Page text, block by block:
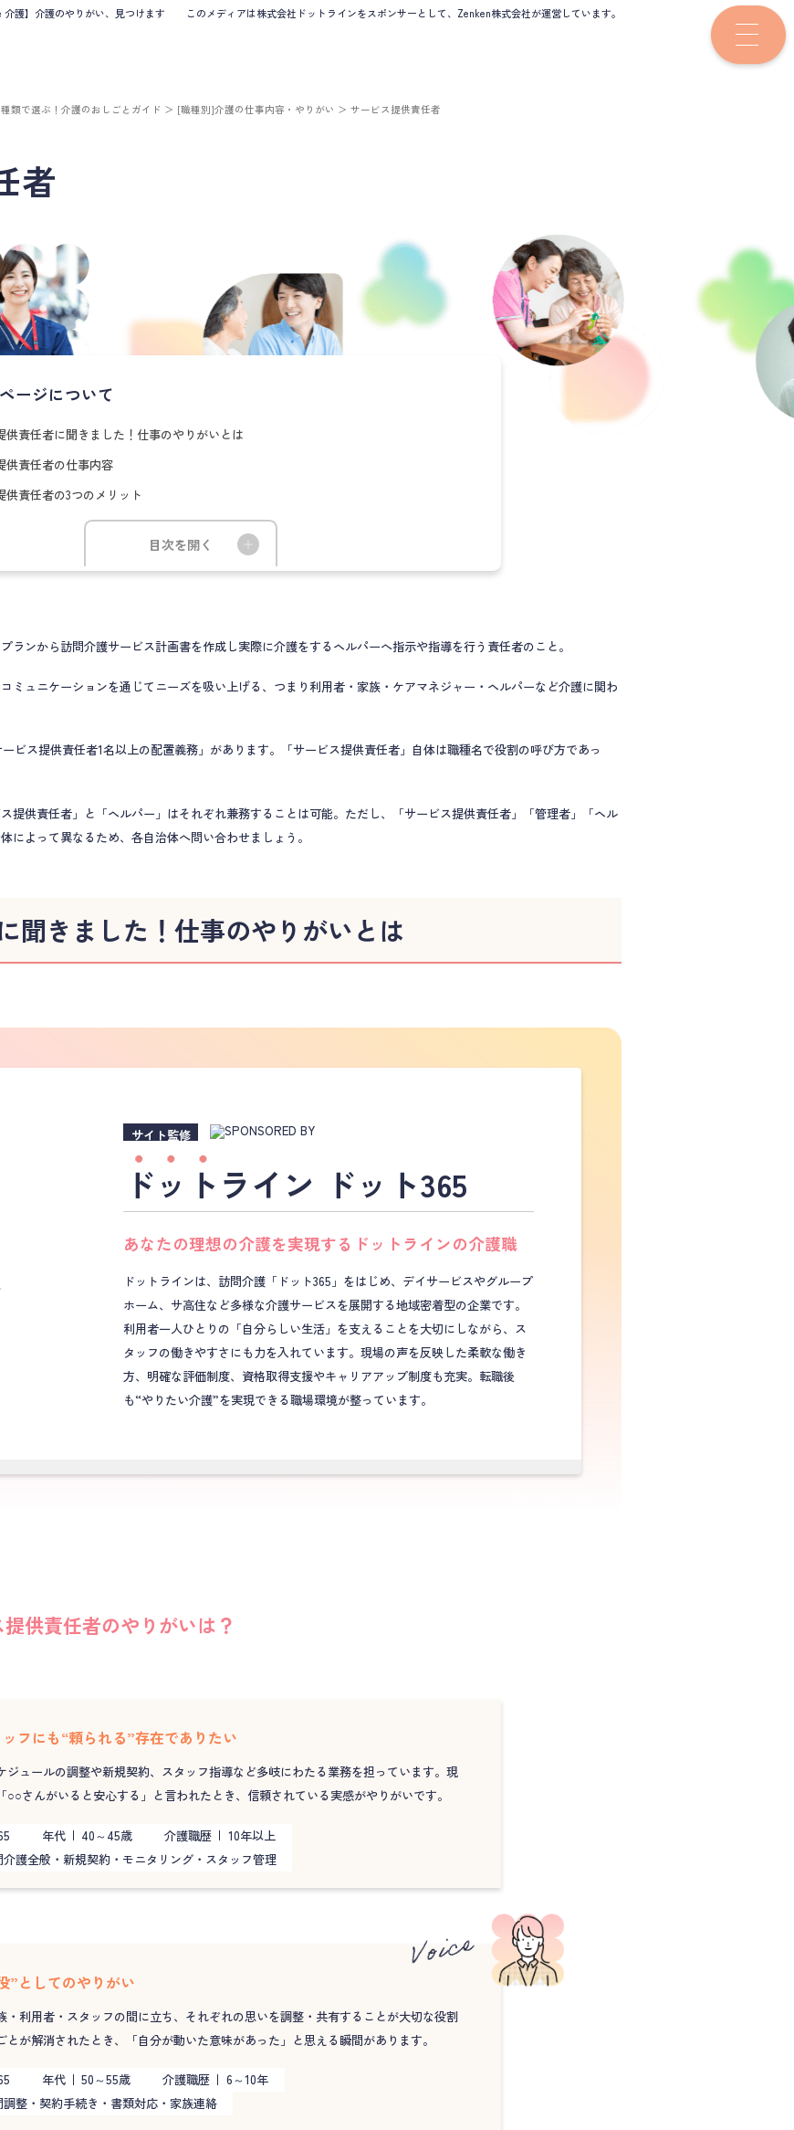
介護】介護のやりがい、見つけます このメディアは株式会社ドットラインをスポンサーとして、Zenken株式会社が運営しています。
類で選ぶ！介護のおしごとガイド ＞ [職種別]介護の仕事内容・やりがい ＞ サービス提供責任者
者
ージについて
供責任者に聞きました！仕事のやりがいとは
供責任者の仕事内容
供責任者の3つのメリット
目次を開く
ランから訪問介護サービス計画書を作成し実際に介護をするヘルパーへ指示や指導を行う責任者のこと。
ミュニケーションを通じてニーズを吸い上げる、つまり利用者・家族・ケアマネジャー・ヘルパーなど介護に関わ
ビス提供責任者1名以上の配置義務」があります。「サービス提供責任者」自体は職種名で役割の呼び方であっ
提供責任者」と「ヘルパー」はそれぞれ兼務することは可能。ただし、「サービス提供責任者」「管理者」「ヘル
によって異なるため、各自治体へ問い合わせましょう。
聞きました！ 仕事のやりがいとは
サイト監修
ドットライン ドット365
あなたの理想の介護を実現する ドットラインの介護職
ドットラインは、訪問介護「ドット365」をはじめ、デイサービスやグループ
ホーム、サ高住など多様な介護サービスを展開する地域密着型の企業です。
利用者一人ひとりの「自分らしい生活」を支えることを大切にしながら、ス
タッフの働きやすさにも力を入れています。現場の声を反映した柔軟な働き
方、明確な評価制度、資格取得支援やキャリアアップ制度も充実。転職後
も“やりたい介護”を実現できる職場環境が整っています。
供責任者のやりがいは？
フにも“頼られる”存在でありたい
ジュールの調整や新規契約、スタッフ指導など多岐にわたる業務を担っています。現
○○さんがいると安心する」と言われたとき、信頼されている実感がやりがいです。
年代 40～45歳 介護職歴
10年以上
介護全般・新規契約・モニタリング・スタッフ管理
”としてのやりがい
・利用者・スタッフの間に立ち、それぞれの思いを調整・共有することが大切な役割
とが解消されたとき、「自分が動いた意味があった」と思える瞬間があります。
年代 50～55歳 介護職歴
6～10年
調整・契約手続き・書類対応・家族連絡